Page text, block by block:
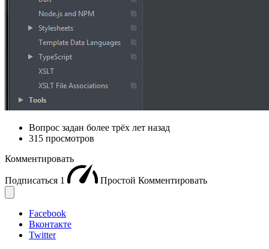
Вопрос задан более трёх лет назад
315 просмотров
Комментировать
Подписаться 1 Простой Комментировать
Facebook
Вконтакте
Twitter